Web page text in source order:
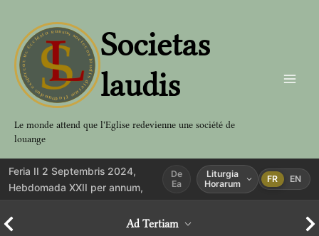
contenu
Societas
laudis
Le monde attend que l'Eglise redevienne une société de
louange
Feria II 2 Septembris 2024,
Hebdomada XXII per annum,
De
Ea
Liturgia
Horarum
FR EN
Ad Tertiam